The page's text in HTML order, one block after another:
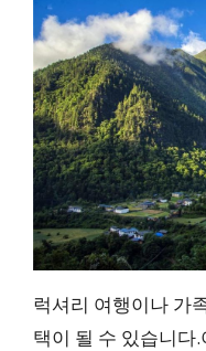
럭셔리 여행이나 가
택이 될 수 있습니다